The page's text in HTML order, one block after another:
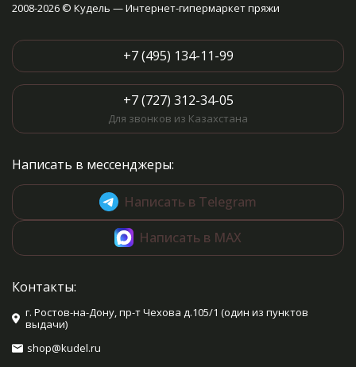
2008-2026 © Кудель — Интернет-гипермаркет пряжи
+7 (495) 134-11-99
+7 (727) 312-34-05
Для звонков из Казахстана
Написать в мессенджеры:
Написать в Telegram
Написать в MAX
Контакты:
г. Ростов-на-Дону, пр-т Чехова д.105/1 (один из пунктов
выдачи)
shop@kudel.ru